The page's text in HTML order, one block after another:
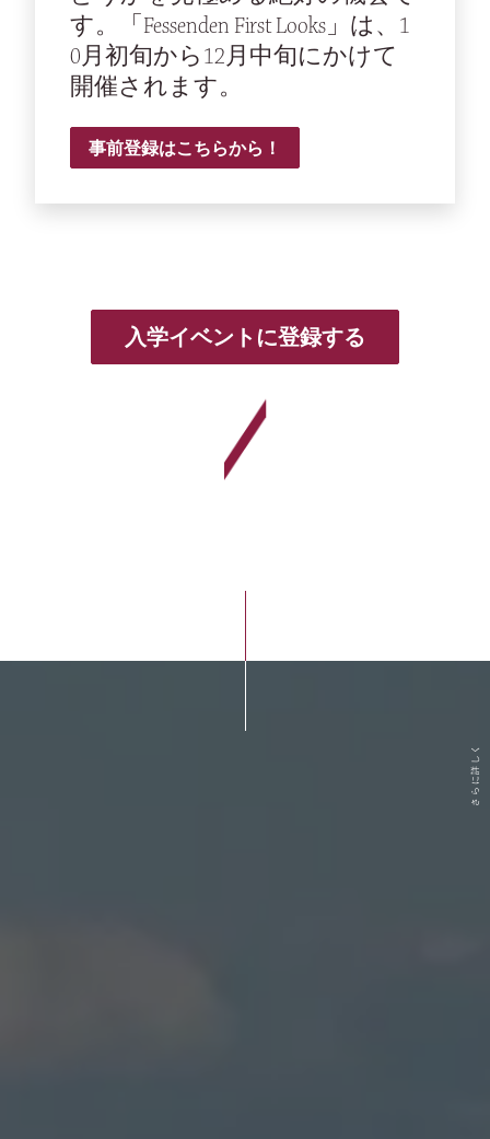
す。「Fessenden First Looks」は、1
0月初旬から12月中旬にかけて
開催されます。
事前登録はこちらから！
入学イベントに登録する
さらに詳しく